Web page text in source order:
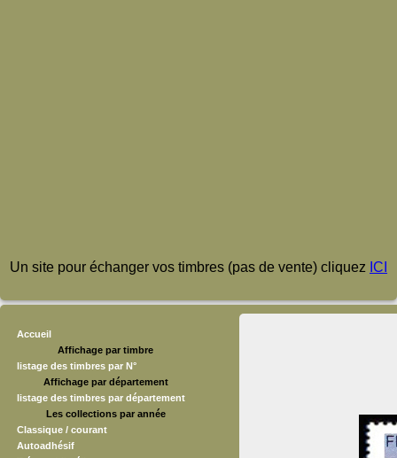
Un site pour échanger vos timbres (pas de vente) cliquez ICI
Accueil
Affichage par timbre
listage des timbres par N°
Affichage par département
listage des timbres par département
Les collections par année
Classique / courant
Autoadhésif